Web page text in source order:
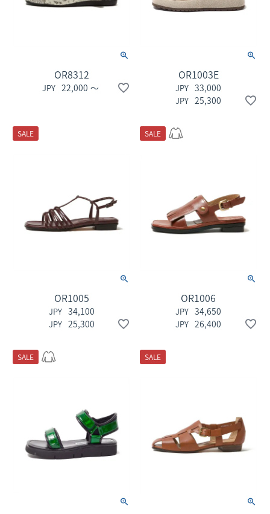
OR8312
22,000 〜
OR1003E
33,000
25,300
SALE
OR1005
34,100
25,300
SALE
OR1006
34,650
26,400
SALE SALE